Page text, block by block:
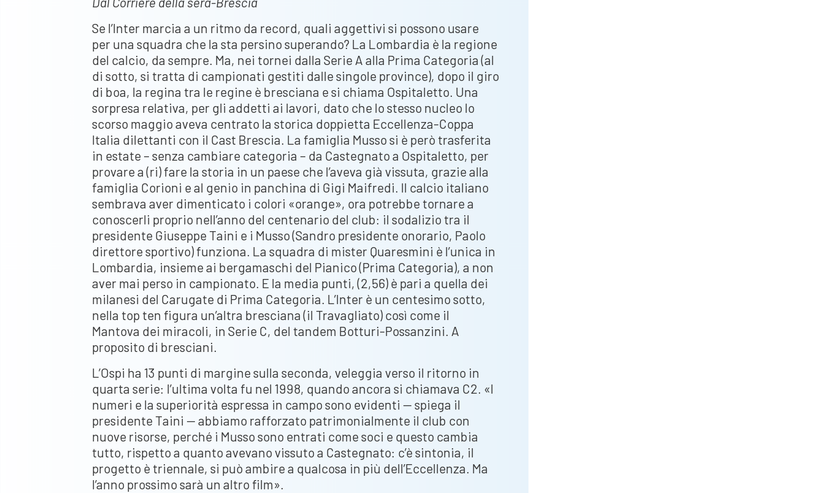
Se l’Inter marcia a un ritmo da record, quali aggettivi si possono usare
per una squadra che la sta persino superando? La Lombardia è la regione
del calcio, da sempre. Ma, nei tornei dalla Serie A alla Prima Categoria (al
di sotto, si tratta di campionati gestiti dalle singole province), dopo il giro
di boa, la regina tra le regine è bresciana e si chiama Ospitaletto. Una
sorpresa relativa, per gli addetti ai lavori, dato che lo stesso nucleo lo
scorso maggio aveva centrato la storica doppietta Eccellenza-Coppa
Italia dilettanti con il Cast Brescia. La famiglia Musso si è però trasferita
in estate – senza cambiare categoria – da Castegnato a Ospitaletto, per
provare a (ri) fare la storia in un paese che l’aveva già vissuta, grazie alla
famiglia Corioni e al genio in panchina di Gigi Maifredi. Il calcio italiano
sembrava aver dimenticato i colori «orange», ora potrebbe tornare a
conoscerli proprio nell’anno del centenario del club: il sodalizio tra il
presidente Giuseppe Taini e i Musso (Sandro presidente onorario, Paolo
direttore sportivo) funziona. La squadra di mister Quaresmini è l’unica in
Lombardia, insieme ai bergamaschi del Pianico (Prima Categoria), a non
aver mai perso in campionato. E la media punti, (2,56) è pari a quella dei
milanesi del Carugate di Prima Categoria. L’Inter è un centesimo sotto,
nella top ten figura un’altra bresciana (il Travagliato) così come il
Mantova dei miracoli, in Serie C, del tandem Botturi-Possanzini. A
proposito di bresciani.
L’Ospi ha 13 punti di margine sulla seconda, veleggia verso il ritorno in
quarta serie: l’ultima volta fu nel 1998, quando ancora si chiamava C2. «I
numeri e la superiorità espressa in campo sono evidenti — spiega il
presidente Taini — abbiamo rafforzato patrimonialmente il club con
nuove risorse, perché i Musso sono entrati come soci e questo cambia
tutto, rispetto a quanto avevano vissuto a Castegnato: c’è sintonia, il
progetto è triennale, si può ambire a qualcosa in più dell’Eccellenza. Ma
l’anno prossimo sarà un altro film».